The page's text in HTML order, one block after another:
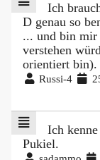
Ich
D genau so
... und bin mir
verstehen
orientiert bin).
Russi-4
Ich
Pukiel.